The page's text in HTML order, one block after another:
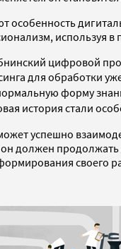
используя
цифровой
для обработки
форму
история стали
успешно
должен
своего